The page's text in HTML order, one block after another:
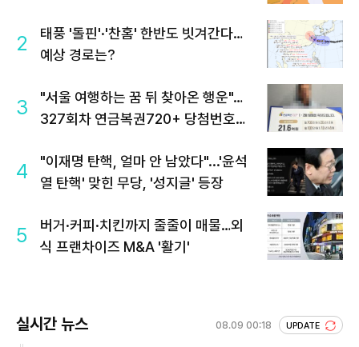
2
태풍 '돌핀'·'찬홈' 한반도 빗겨간다…
예상 경로는?
3
"서울 여행하는 꿈 뒤 찾아온 행운"…
327회차 연금복권720+ 당첨번호조
4
"이재명 탄핵, 얼마 안 남았다"...'윤석
열 탄핵' 맞힌 무당, '성지글' 등장
5
버거·커피·치킨까지 줄줄이 매물…외
식 프랜차이즈 M&A '활기'
실시간 뉴스 08.09 00:18 UPDATE